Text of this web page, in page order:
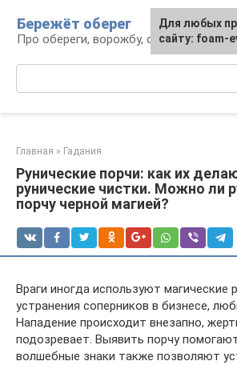
контенту
Бережёт оберег
Про обереги, ворожбу, сны и гадания
Главная » Гадания
Рунические порчи: как их
рунические чистки. Можно ли
порчу черной магией?
Враги иногда используют магические
устранения соперников в бизнесе,
Нападение происходит внезапно,
подозревает. Выявить порчу
волшебные знаки также позволяют
Для любых
сайту: foam-